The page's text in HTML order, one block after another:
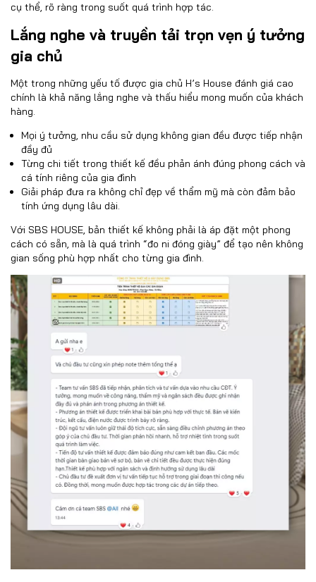
cụ thể, rõ ràng trong suốt quá trình hợp tác.
Lắng nghe và truyền tải trọn vẹn ý tưởng
gia chủ
Một trong những yếu tố được gia chủ H’s House đánh giá cao
chính là khả năng lắng nghe và thấu hiểu mong muốn của khách
hàng.
Mọi ý tưởng, nhu cầu sử dụng không gian đều được tiếp nhận
đầy đủ
Từng chi tiết trong thiết kế đều phản ánh đúng phong cách và
cá tính riêng của gia đình
Giải pháp đưa ra không chỉ đẹp về thẩm mỹ mà còn đảm bảo
tính ứng dụng lâu dài.
Với SBS HOUSE, bản thiết kế không phải là áp đặt một phong
cách có sẵn, mà là quá trình “đo ni đóng giày” để tạo nên không
gian sống phù hợp nhất cho từng gia đình.